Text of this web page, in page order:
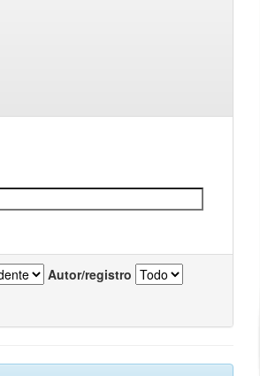
Autor/registro